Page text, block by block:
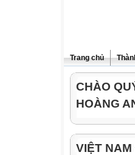
Trang chủ
CHÀO
HOÀNG
VIỆT